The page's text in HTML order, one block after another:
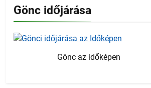
Gönc időjárása
Gönc az időképen